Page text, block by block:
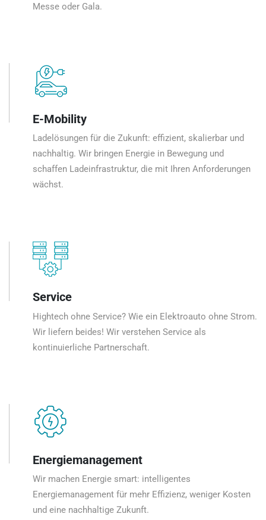
Messe oder Gala.
E-Mobility
Ladelösungen für die Zukunft: effizient, skalierbar und
nachhaltig. Wir bringen Energie in Bewegung und
schaffen Ladeinfrastruktur, die mit Ihren Anforderungen
wächst.
Service
Hightech ohne Service? Wie ein Elektroauto ohne Strom.
Wir liefern beides! Wir verstehen Service als
kontinuierliche Partnerschaft.
Energiemanagement
Wir machen Energie smart: intelligentes
Energiemanagement für mehr Effizienz, weniger Kosten
und eine nachhaltige Zukunft.